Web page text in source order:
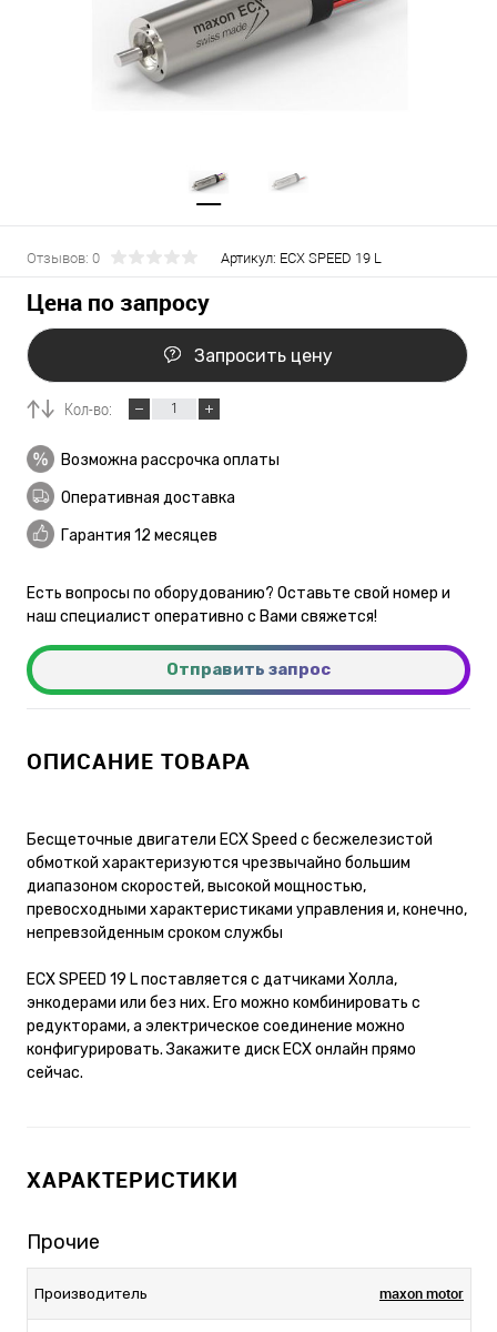
Отзывов: 0 Артикул: ECX SPEED 19 L
Цена по запросу
Запросить цену
Кол-во:
Возможна рассрочка оплаты
Оперативная доставка
Гарантия 12 месяцев
Есть вопросы по оборудованию? Оставьте свой номер и
наш специалист оперативно с Вами свяжется!
Отправить запрос
ОПИСАНИЕ ТОВАРА
Бесщеточные двигатели ECX Speed с бесжелезистой
обмоткой характеризуются чрезвычайно большим
диапазоном скоростей, высокой мощностью,
превосходными характеристиками управления и, конечно,
непревзойденным сроком службы
ECX SPEED 19 L поставляется с датчиками Холла,
энкодерами или без них. Его можно комбинировать с
редукторами, а электрическое соединение можно
конфигурировать. Закажите диск ECX онлайн прямо
сейчас.
ХАРАКТЕРИСТИКИ
Прочие
Производитель maxon motor